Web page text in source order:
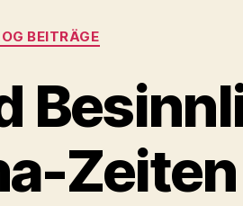
Kategorien
BEITRÄGE
Zeiten